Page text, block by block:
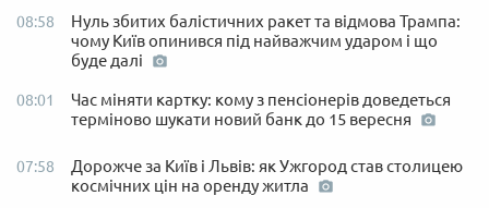
08:58
Нуль збитих балістичних ракет та відмова Трампа:
чому Київ опинився під найважчим ударом і що
буде далі
08:01
Час міняти картку: кому з пенсіонерів доведеться
терміново шукати новий банк до 15 вересня
07:58
Дорожче за Київ і Львів: як Ужгород став столицею
космічних цін на оренду житла